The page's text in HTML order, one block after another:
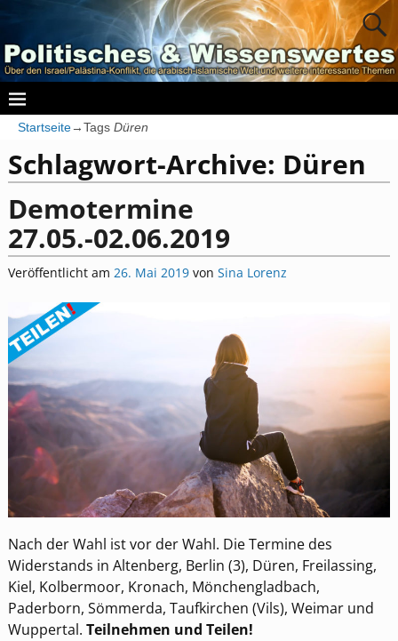
Startseite→Tags Düren
Schlagwort-Archive: Düren
Demotermine
27.05.-02.06.2019
Veröffentlicht am 26. Mai 2019 von Sina Lorenz
Nach der Wahl ist vor der Wahl. Die Termine des
Widerstands in Altenberg, Berlin (3), Düren, Freilassing,
Kiel, Kolbermoor, Kronach, Mönchengladbach,
Paderborn, Sömmerda, Taufkirchen (Vils), Weimar und
Wuppertal. Teilnehmen und Teilen!